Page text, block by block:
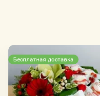
Бесплатная доставка